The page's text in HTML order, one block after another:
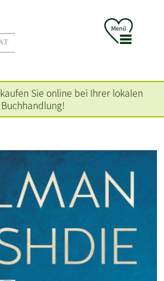
kaufen Sie online bei Ihrer lokalen
Buchhandlung!